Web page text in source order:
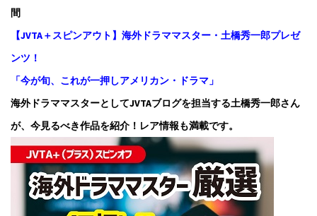
間
【JVTA＋スピンアウト】海外ドラママスター・土橋秀一郎プレゼ
ンツ！
「今が旬、これが一押しアメリカン・ドラマ」
海外ドラママスターとしてJVTAブログを担当する土橋秀一郎さん
が、今見るべき作品を紹介！レア情報も満載です。